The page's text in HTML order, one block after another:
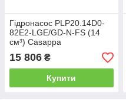
Гідронасос PLP20.14D0-
82E2-LGE/GD-N-FS (14
см³) Casappa
15 806 ₴
Купити